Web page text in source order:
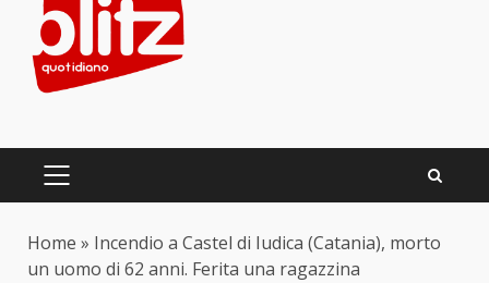
content
PRIMARY
Home » Incendio a Castel di Iudica (Catania), morto
un uomo di 62 anni. Ferita una ragazzina